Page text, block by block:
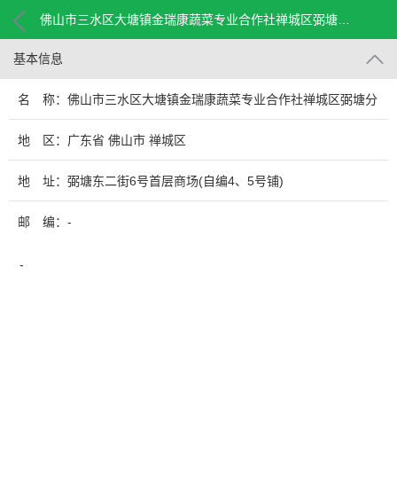
佛山市三水区大塘镇金瑞康蔬菜专业合作社禅城区弼塘分社
基本信息
名 称：佛山市三水区大塘镇金瑞康蔬菜专业合作社禅城区弼塘分
社
地 区：广东省 佛山市 禅城区
地 址：弼塘东二街6号首层商场(自编4、5号铺)
邮 编：-
-